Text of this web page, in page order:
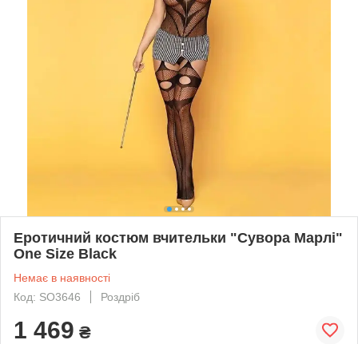
Еротичний костюм вчительки "Сувора Марлі"
One Size Black
Немає в наявності
Код: SO3646
Роздріб
1 469 ₴